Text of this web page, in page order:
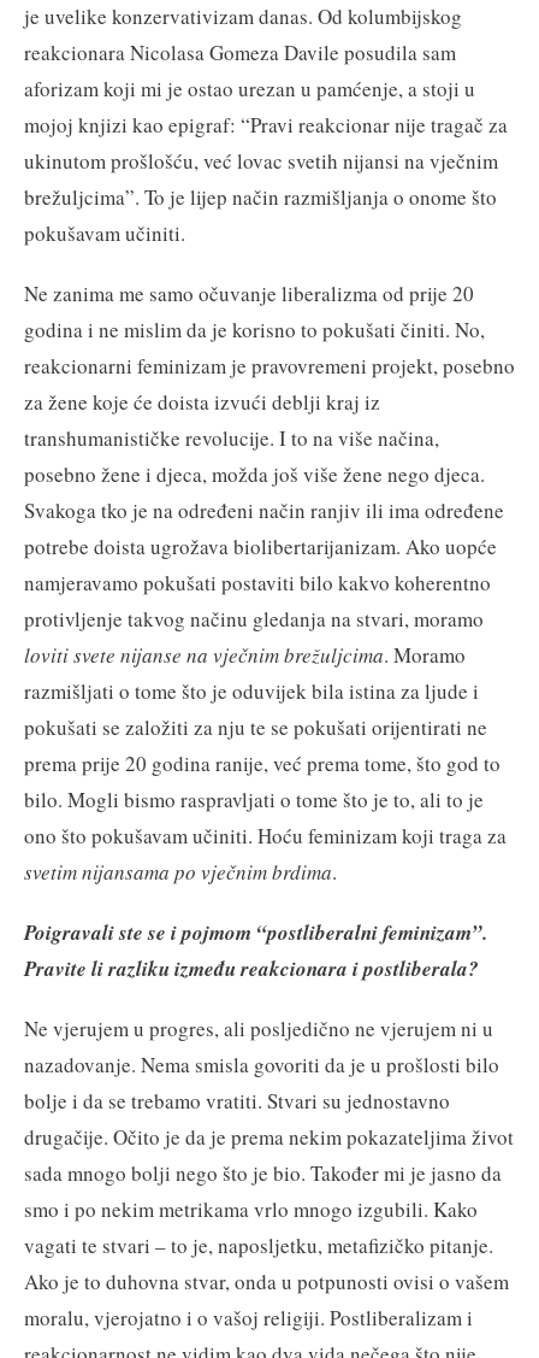
je uvelike konzervativizam danas. Od kolumbijskog
reakcionara Nicolasa Gomeza Davile posudila sam
aforizam koji mi je ostao urezan u pamćenje, a stoji u
mojoj knjizi kao epigraf: “Pravi reakcionar nije tragač za
ukinutom prošlošću, već lovac svetih nijansi na vječnim
brežuljcima”. To je lijep način razmišljanja o onome što
pokušavam učiniti.
Ne zanima me samo očuvanje liberalizma od prije 20
godina i ne mislim da je korisno to pokušati činiti. No,
reakcionarni feminizam je pravovremeni projekt, posebno
za žene koje će doista izvući deblji kraj iz
transhumanističke revolucije. I to na više načina,
posebno žene i djeca, možda još više žene nego djeca.
Svakoga tko je na određeni način ranjiv ili ima određene
potrebe doista ugrožava biolibertarijanizam. Ako uopće
namjeravamo pokušati postaviti bilo kakvo koherentno
protivljenje takvog načinu gledanja na stvari, moramo
loviti svete nijanse na vječnim brežuljcima. Moramo
razmišljati o tome što je oduvijek bila istina za ljude i
pokušati se založiti za nju te se pokušati orijentirati ne
prema prije 20 godina ranije, već prema tome, što god to
bilo. Mogli bismo raspravljati o tome što je to, ali to je
ono što pokušavam učiniti. Hoću feminizam koji traga za
svetim nijansama po vječnim brdima.
Poigravali ste se i pojmom “postliberalni feminizam”.
Pravite li razliku između reakcionara i postliberala?
Ne vjerujem u progres, ali posljedično ne vjerujem ni u
nazadovanje. Nema smisla govoriti da je u prošlosti bilo
bolje i da se trebamo vratiti. Stvari su jednostavno
drugačije. Očito je da je prema nekim pokazateljima život
sada mnogo bolji nego što je bio. Također mi je jasno da
smo i po nekim metrikama vrlo mnogo izgubili. Kako
vagati te stvari – to je, naposljetku, metafizičko pitanje.
Ako je to duhovna stvar, onda u potpunosti ovisi o vašem
moralu, vjerojatno i o vašoj religiji. Postliberalizam i